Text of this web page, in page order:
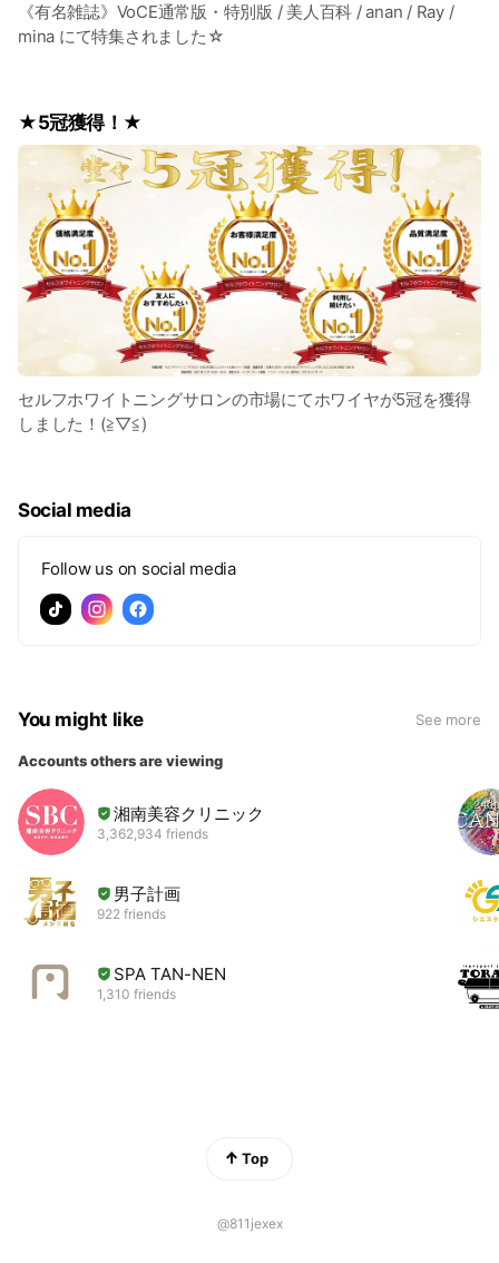
《有名雑誌》VoCE通常版・特別版 / 美人百科 / anan / Ray /
mina にて特集されました☆
★5冠獲得！★
セルフホワイトニングサロンの市場にてホワイヤが5冠を獲得
しました！(≧▽≦)
Social media
Follow us on social media
You might like See more
Accounts others are viewing
湘南美容クリニック
3,362,934 friends
男子計画
922 friends
SPA TAN-NEN
1,310 friends
Top
@811jexex